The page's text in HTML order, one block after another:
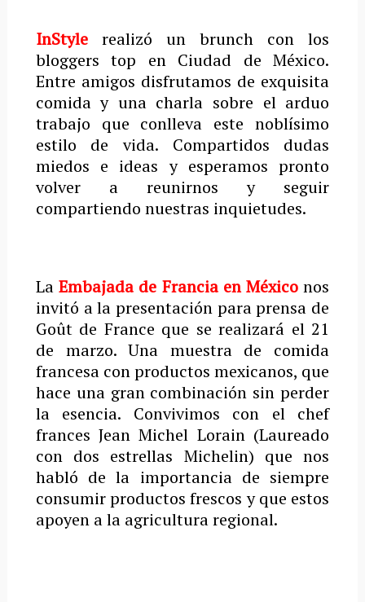
InStylerealizó un brunch con los
bloggers top en Ciudad de México.
Entre amigos disfrutamos de exquisita
comida y una charla sobre el arduo
trabajo que conlleva este noblísimo
estilo de vida. Compartidos dudas
miedos e ideas y esperamos pronto
volver a reunirnos y seguir
compartiendo nuestras inquietudes.
LaEmbajada de Francia en Méxiconos
invitó a la presentación para prensa de
Goût de France que se realizará el 21
de marzo. Una muestra de comida
francesa con productos mexicanos, que
hace una gran combinación sin perder
la esencia. Convivimos con el chef
frances Jean Michel Lorain (Laureado
con dos estrellas Michelin) que nos
habló de la importancia de siempre
consumir productos frescos y que estos
apoyen a la agricultura regional.